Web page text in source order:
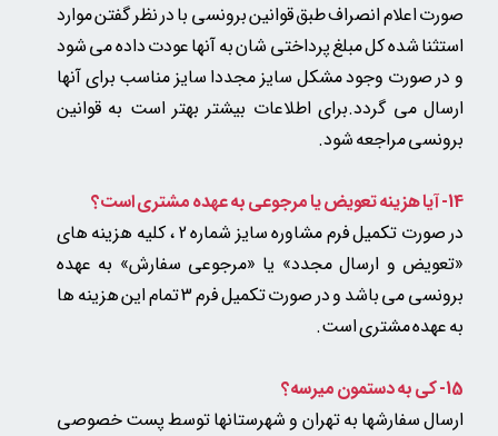
صورت اعلام انصراف طبق قوانین برونسی با در نظر گفتن موارد
استثنا شده کل مبلغ پرداختی شان به آنها عودت داده می شود
و در صورت وجود مشکل سایز مجددا سایز مناسب برای آنها
ارسال می گردد.برای اطلاعات بیشتر بهتر است به قوانین
برونسی مراجعه شود.
14- آیا هزینه تعویض یا مرجوعی به عهده مشتری است؟
در صورت تکمیل فرم مشاوره سایز شماره 2 ، کلیه هزینه های
«تعویض و ارسال مجدد» یا «مرجوعی سفارش» به عهده
برونسی می باشد و در صورت تکمیل فرم 3 تمام این هزینه ها
به عهده مشتری است.
15- کی به دستمون میرسه؟
ارسال سفارشها به تهران و شهرستانها توسط پست خصوصی